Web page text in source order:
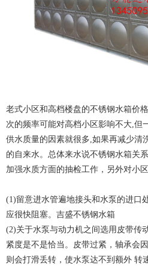
老式小区和高档楼盘的不锈钢水箱价
次的频率可能对高档小区影响不大,但
供水质量的因素就很多,如果再减少清
的自来水。总体来水说不锈钢水箱关
加强水质方面的抽检工作，另外对小
(1)留意进水管遍地接头和水泵的进口
应很快阻塞。吉盛不锈钢水箱
(2)关于水泵与动力机之间选用皮带传
紧度是不是恰当。皮带过紧，轴承会
则会打滑丢转，使水泵达不到额外 转